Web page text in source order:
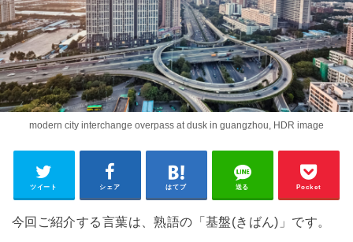
modern city interchange overpass at dusk in guangzhou, HDR image
ツイート シェア はてブ 送る Pocket
今回ご紹介する言葉は、熟語の「基盤(きばん)」です。